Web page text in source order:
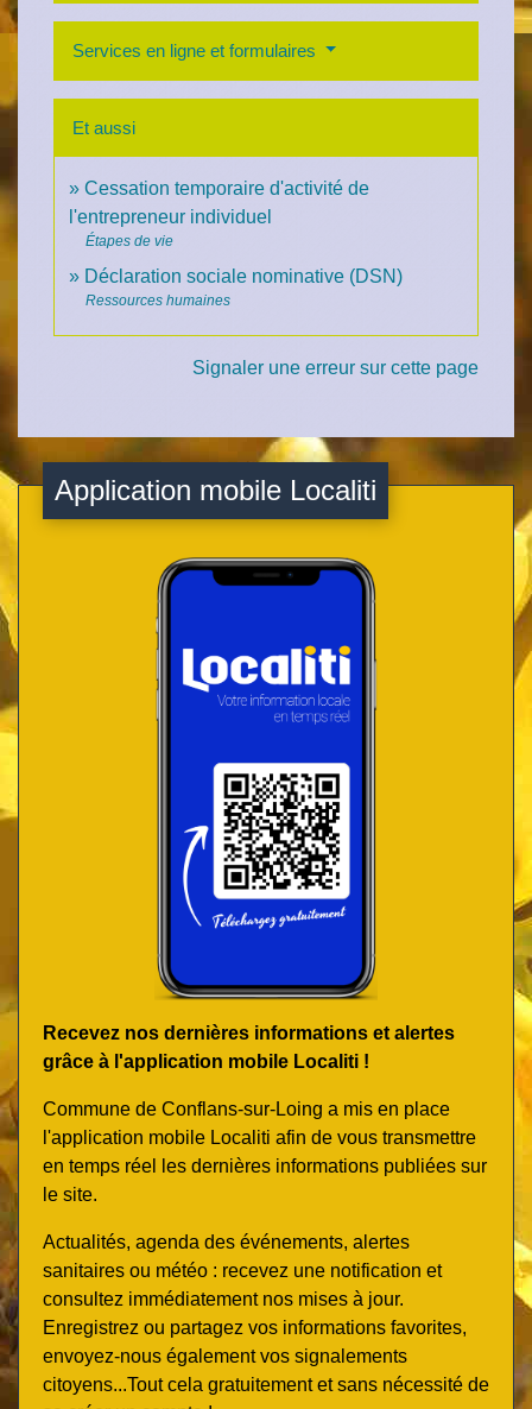
Services en ligne et formulaires
Et aussi
Cessation temporaire d'activité de
l'entrepreneur individuel
Étapes de vie
Déclaration sociale nominative (DSN)
Ressources humaines
Signaler une erreur sur cette page
Application mobile Localiti
Recevez nos dernières informations et alertes
grâce à l'application mobile Localiti !
Commune de Conflans-sur-Loing a mis en place
l'application mobile Localiti afin de vous transmettre
en temps réel les dernières informations publiées sur
le site.
Actualités, agenda des événements, alertes
sanitaires ou météo : recevez une notification et
consultez immédiatement nos mises à jour.
Enregistrez ou partagez vos informations favorites,
envoyez-nous également vos signalements
citoyens...Tout cela gratuitement et sans nécessité de